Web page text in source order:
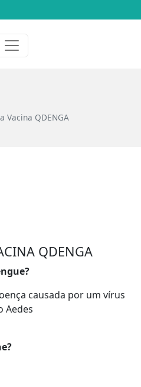
o início
Vacina QDENGA
QDENGA
causada por um vírus
Aedes